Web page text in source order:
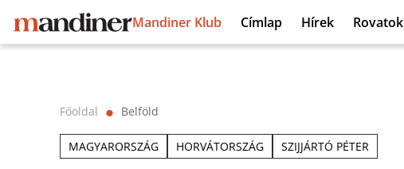
Mandiner Klub Címlap Hírek Rovatok
Főoldal ⬤ Belföld
MAGYARORSZÁG HORVÁTORSZÁG SZIJJÁRTÓ PÉTER